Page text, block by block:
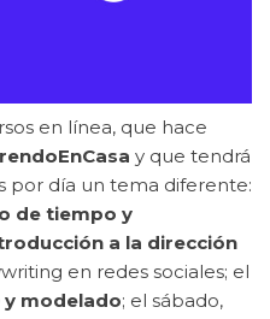
en línea, que hace
y que tendrá
por día un tema diferente:
de tiempo y
a la dirección
en redes sociales; el
y modelado; el sábado,